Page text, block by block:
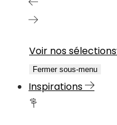
Voir nos sélections
Fermer sous-menu
Inspirations